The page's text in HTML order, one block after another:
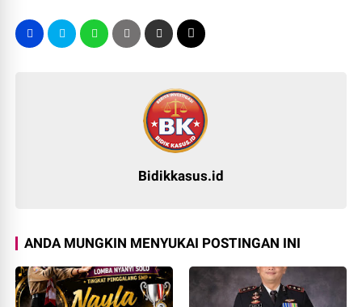
Bidikkasus.id
ANDA MUNGKIN MENYUKAI POSTINGAN INI